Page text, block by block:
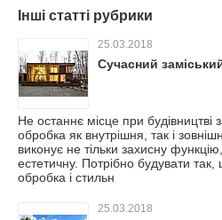
Інші статті рубрики
25.03.2018
Сучасний
Не останнє місце при будівництві
обробка як внутрішня, так і
виконує не тільки захисну
естетичну. Потрібно будувати
обробка і стильн
25.03.2018